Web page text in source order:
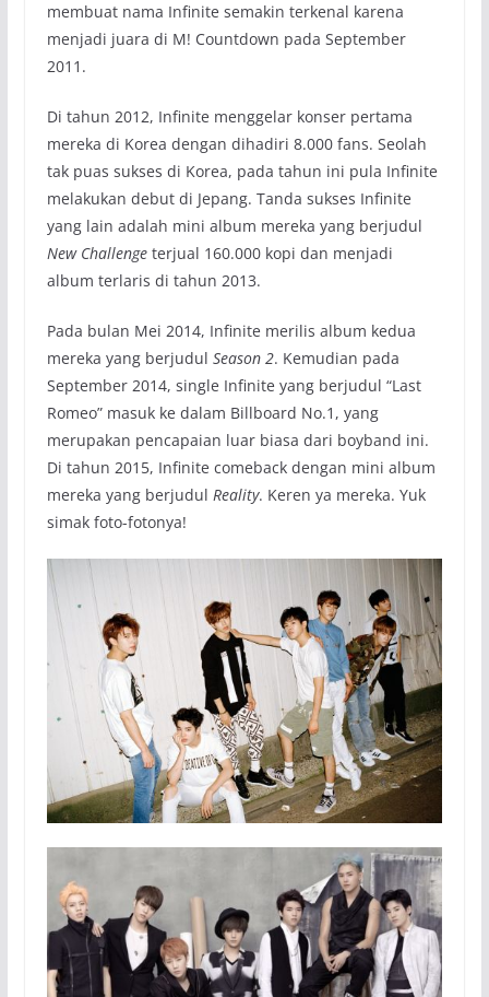
membuat nama Infinite semakin terkenal karena
menjadi juara di M! Countdown pada September
2011.
Di tahun 2012, Infinite menggelar konser pertama
mereka di Korea dengan dihadiri 8.000 fans. Seolah
tak puas sukses di Korea, pada tahun ini pula Infinite
melakukan debut di Jepang. Tanda sukses Infinite
yang lain adalah mini album mereka yang berjudul
New Challengeterjual 160.000 kopi dan menjadi
album terlaris di tahun 2013.
Pada bulan Mei 2014, Infinite merilis album kedua
mereka yang berjudul Season 2. Kemudian pada
September 2014, single Infinite yang berjudul “Last
Romeo” masuk ke dalam Billboard No.1, yang
merupakan pencapaian luar biasa dari boyband ini.
Di tahun 2015, Infinite comeback dengan mini album
mereka yang berjudul Reality. Keren ya mereka. Yuk
simak foto-fotonya!